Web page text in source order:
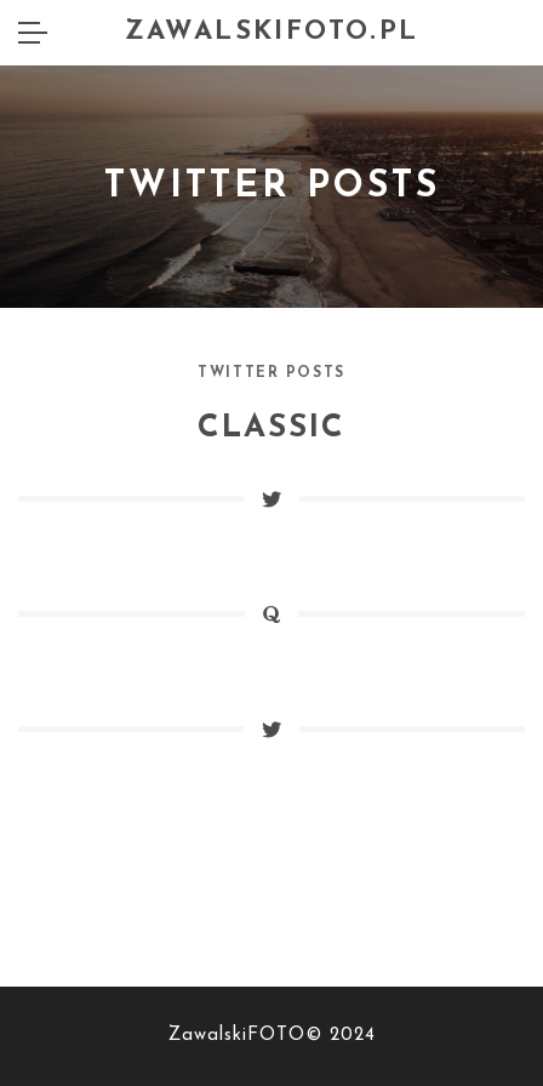
ZAWALSKIFOTO.PL
TWITTER POSTS
TWITTER POSTS
CLASSIC
ZawalskiFOTO© 2024